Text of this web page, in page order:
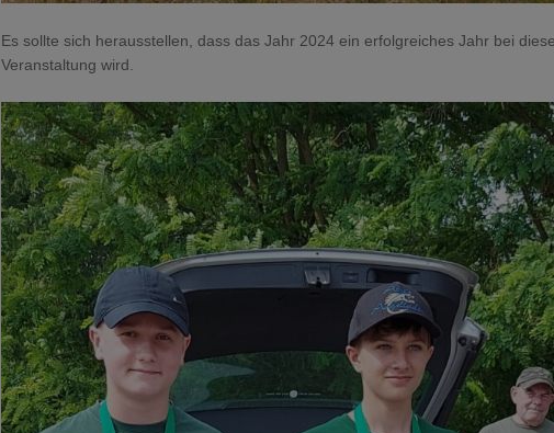
Es sollte sich herausstellen, dass das Jahr 2024 ein erfolgreiches Jahr bei
Veranstaltung wird.